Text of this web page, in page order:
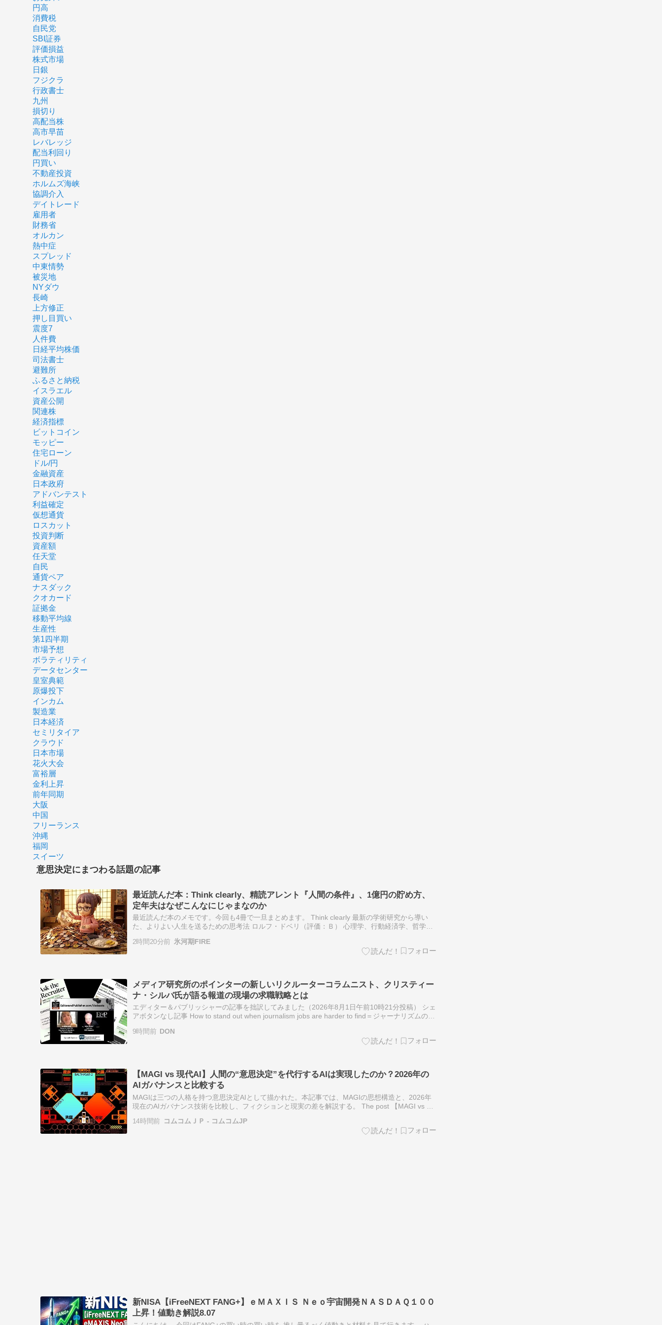
円高
消費税
自民党
SBI証券
評価損益
株式市場
日銀
フジクラ
行政書士
九州
損切り
高配当株
高市早苗
レバレッジ
配当利回り
円買い
不動産投資
ホルムズ海峡
協調介入
デイトレード
雇用者
財務省
オルカン
熱中症
スプレッド
中東情勢
被災地
NYダウ
長崎
上方修正
押し目買い
震度7
人件費
日経平均株価
司法書士
避難所
ふるさと納税
イスラエル
資産公開
関連株
経済指標
ビットコイン
モッピー
住宅ローン
ドル/円
金融資産
日本政府
アドバンテスト
利益確定
仮想通貨
ロスカット
投資判断
資産額
任天堂
自民
通貨ペア
ナスダック
クオカード
証拠金
移動平均線
生産性
第1四半期
市場予想
ボラティリティ
データセンター
皇室典範
原爆投下
インカム
製造業
日本経済
セミリタイア
クラウド
日本市場
花火大会
富裕層
金利上昇
前年同期
大阪
中国
フリーランス
沖縄
福岡
スイーツ
意思決定にまつわる話題の記事
最近読んだ本：Think clearly、精読アレント『人間の条件』、1億円の貯め方、
定年夫はなぜこんなにじゃまなのか
最近読んだ本のメモです。今回も4冊で一旦まとめます。 Think clearly 最新の学術研究から導い
た、よりよい人生を送るための思考法 ロルフ・ドベリ（評価：Ｂ） 心理学、行動経済学、哲学
2時間20分前 氷河期FIRE
メディア研究所のポインターの新しいリクルーターコラムニスト、クリスティー
ナ・シルバ氏が語る報道の現場の求職戦略とは
エディター＆パブリッシャーの記事を拙訳してみました（2026年8月1日午前10時21分投稿） シェ
アボタンなし記事 How to stand out when journalism jobs are harder to find＝ジャーナリズムの仕
9時間前 DON
【MAGI vs 現代AI】人間の“意思決定”を代行するAIは実現したのか？2026年の
AIガバナンスと比較する
MAGIは三つの人格を持つ意思決定AIとして描かれた。本記事では、MAGIの思想構造と、2026年
現在のAIガバナンス技術を比較し、フィクションと現実の差を解説する。 The post 【MAGI vs 現
14時間前 コムコムＪＰ - コムコムJP
新NISA【iFreeNEXT FANG+】ｅＭＡＸＩＳ Ｎｅｏ宇宙開発ＮＡＳＤＡＱ１００
上昇！値動き解説8.07